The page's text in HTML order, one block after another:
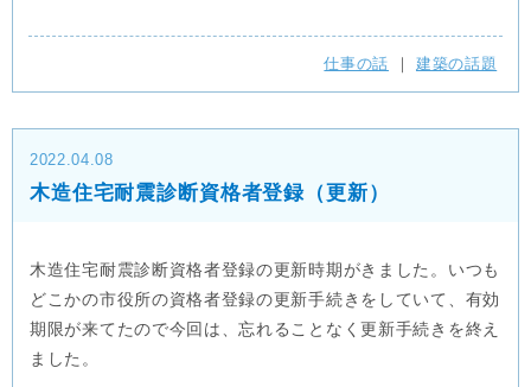
仕事の話 ｜ 建築の話題
2022.04.08
木造住宅耐震診断資格者登録（更新）
木造住宅耐震診断資格者登録の更新時期がきました。いつも
どこかの市役所の資格者登録の更新手続きをしていて、有効
期限が来てたので今回は、忘れることなく更新手続きを終え
ました。